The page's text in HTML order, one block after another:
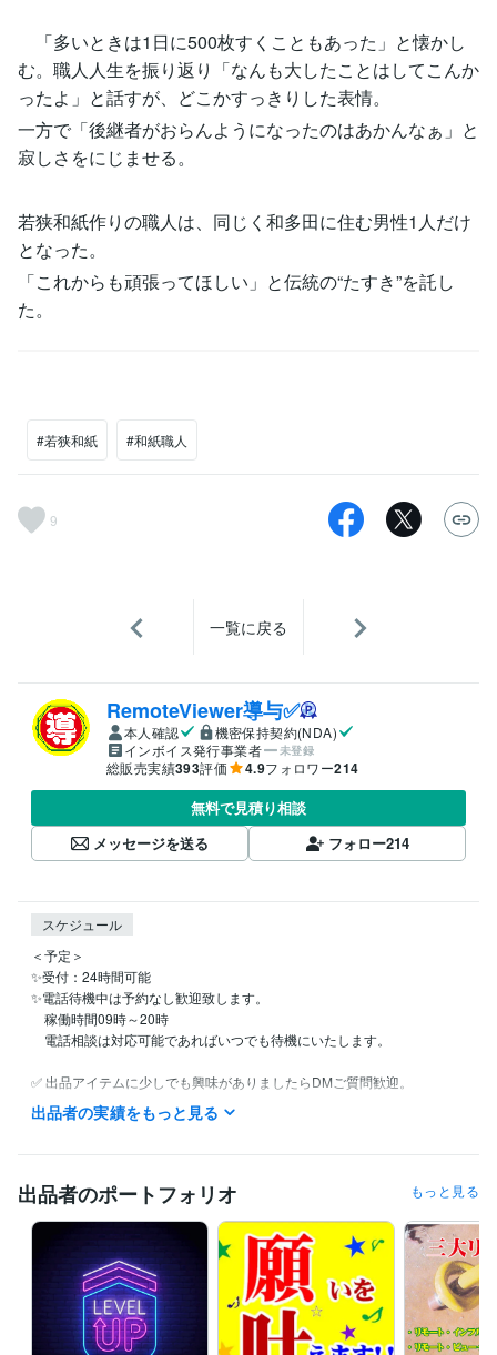
「多いときは1日に500枚すくこともあった」と懐かし
む。職人人生を振り返り「なんも大したことはしてこんか
ったよ」と話すが、どこかすっきりした表情。
一方で「後継者がおらんようになったのはあかんなぁ」と
寂しさをにじませる。
若狭和紙作りの職人は、同じく和多田に住む男性1人だけ
となった。
「これからも頑張ってほしい」と伝統の“たすき”を託し
た。
#若狭和紙 #和紙職人
9
一覧に戻る
RemoteViewer導与✅
本人確認
機密保持契約(NDA)
インボイス発行事業者
未登録
総販売実績393評価 4.9フォロワー214
無料で見積り相談
メッセージを送る
フォロー214
スケジュール
＜予定＞
✨受付：24時間可能
✨電話待機中は予約なし歓迎致します。
稼働時間09時～20時
電話相談は対応可能であればいつでも待機にいたします。
✅ 出品アイテムに少しでも興味がありましたらDMご質問歓迎。
✅ 割引クーポンコード →　KR68BV
経験職種
コンサルタント / 経営コンサルタント
経営・マネジメント / 経営者・CEO・COO 経験年数 : 33年
ライフスタイル・その他 / 占い師 経験年数 : 56年
受賞歴
審美眼（占い師になる為の本）
ビジネス・クリエイティブツール
出品者の実績をもっと見る
出品者のポートフォリオ もっと見る